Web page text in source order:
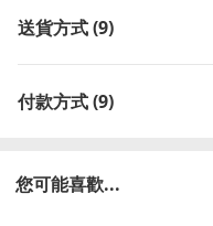
送貨方式 (9)
付款方式 (9)
您可能喜歡...